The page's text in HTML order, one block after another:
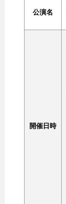
公演名
開催日時